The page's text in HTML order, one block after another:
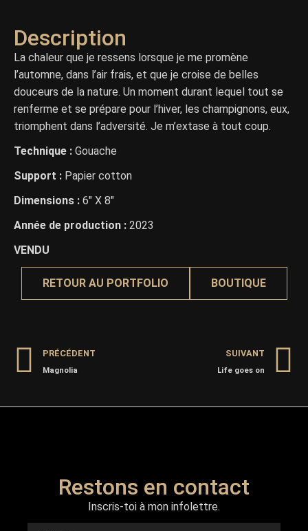
Description
La chaleur que je ressens lorsque je me promène
l’automne, dans l’air frais, et que je croise de belles
douceurs de la nature. Un moment durant lequel tout se
renferme et se prépare pour l’hiver, les champignons, eux,
triomphent dans l’adversité. Je m’extase à tout coup.
Technique : Gouache
Support : Papier cotton
Dimensions : 6″ X 8″
Année de production : 2023
VENDU
RETOUR AU PORTFOLIO BOUTIQUE
PRÉCÉDENT
Magnolia
SUIVANT
Life goes on
Restons en contact
Inscris-toi à mon infolettre.